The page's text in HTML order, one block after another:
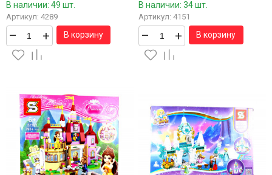
В наличии: 49 шт.
Артикул: 4289
– + В корзину
В наличии: 34 шт.
Артикул: 4151
– + В корзину